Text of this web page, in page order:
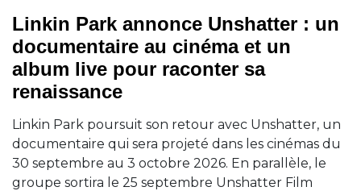
Linkin Park annonce Unshatter : un
documentaire au cinéma et un
album live pour raconter sa
renaissance
Linkin Park poursuit son retour avec Unshatter, un
documentaire qui sera projeté dans les cinémas du
30 septembre au 3 octobre 2026. En parallèle, le
groupe sortira le 25 septembre Unshatter Film